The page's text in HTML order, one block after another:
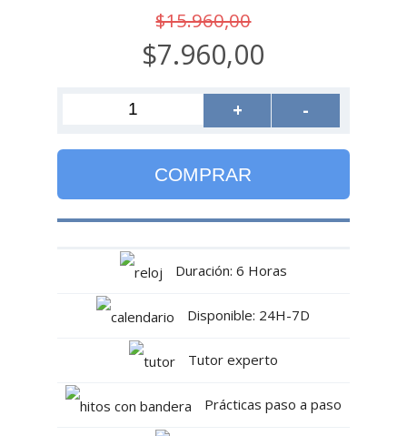
$15.960,00
$7.960,00
+ -
COMPRAR
Duración: 6 Horas
Disponible: 24H-7D
Tutor experto
Prácticas paso a paso